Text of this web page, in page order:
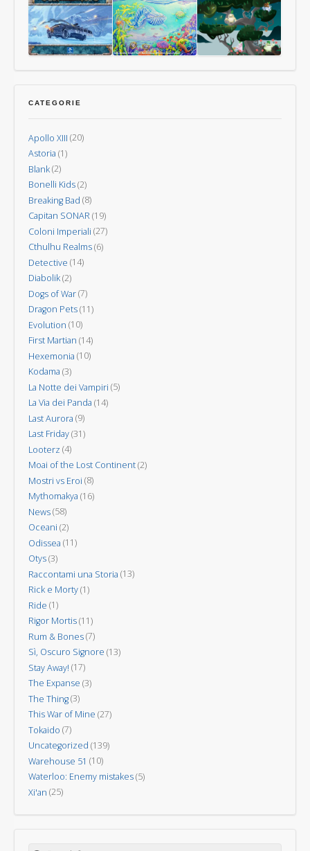
dei
Mondi
–
Vulcani
CATEGORIE
Apollo XIII (20)
Astoria (1)
Blank(2)
Bonelli Kids(2)
Breaking Bad (8)
Capitan SONAR(19)
Coloni Imperiali (27)
Cthulhu Realms(6)
Detective (14)
Diabolik(2)
Dogs of War(7)
Dragon Pets(11)
Evolution (10)
First Martian (14)
Hexemonia (10)
Kodama (3)
La Notte dei Vampiri (5)
La Via dei Panda (14)
Last Aurora (9)
Last Friday(31)
Looterz (4)
Moai of the Lost Continent(2)
Mostri vs Eroi (8)
Mythomakya (16)
News(58)
Oceani (2)
Odissea (11)
Otys(3)
Raccontami una Storia (13)
Rick e Morty(1)
Ride (1)
Rigor Mortis(11)
Rum & Bones(7)
Sì, Oscuro Signore (13)
Stay Away! (17)
The Expanse (3)
The Thing(3)
This War of Mine (27)
Tokaido (7)
Uncategorized (139)
Warehouse 51 (10)
Waterloo: Enemy mistakes(5)
Xi'an (25)